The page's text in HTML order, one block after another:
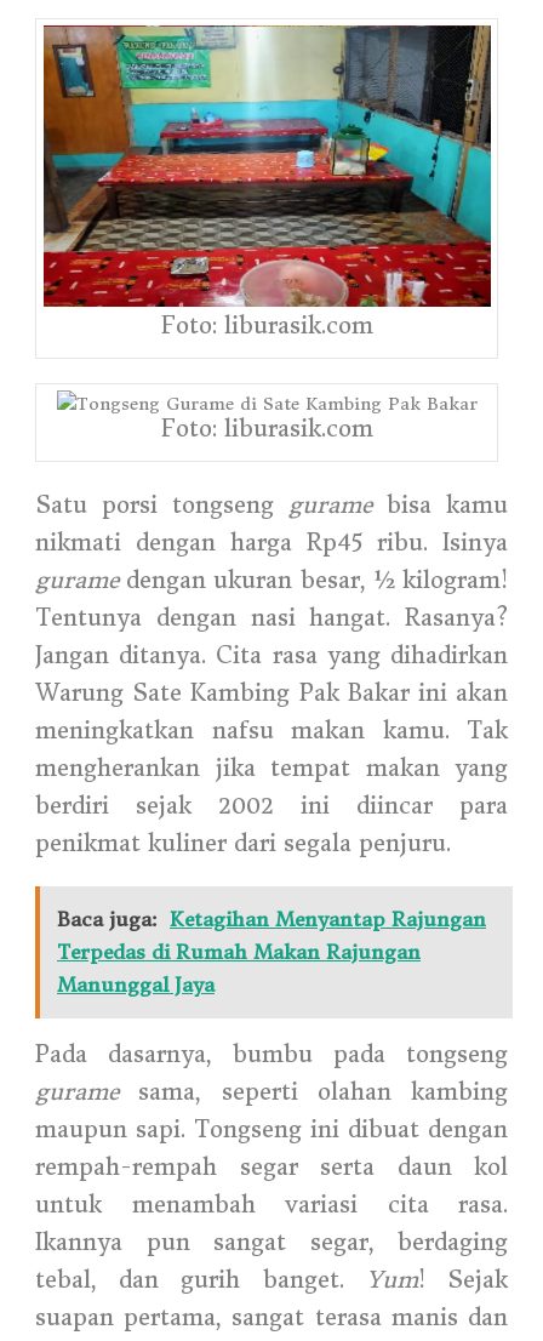
Foto: liburasik.com
Foto: liburasik.com
Satu porsi tongseng guramebisa kamu
nikmati dengan harga Rp45 ribu. Isinya
guramedengan ukuran besar, ½ kilogram!
Tentunya dengan nasi hangat. Rasanya?
Jangan ditanya. Cita rasa yang dihadirkan
Warung Sate Kambing Pak Bakar ini akan
meningkatkan nafsu makan kamu. Tak
mengherankan jika tempat makan yang
berdiri sejak 2002 ini diincar para
penikmat kuliner dari segala penjuru.
Baca juga: Ketagihan Menyantap Rajungan
Terpedas di Rumah Makan Rajungan
Manunggal Jaya
Pada dasarnya, bumbu pada tongseng
guramesama, seperti olahan kambing
maupun sapi. Tongseng ini dibuat dengan
rempah-rempah segar serta daun kol
untuk menambah variasi cita rasa.
Ikannya pun sangat segar, berdaging
tebal, dan gurih banget.
Yum! Sejak
suapan pertama, sangat terasa manis dan